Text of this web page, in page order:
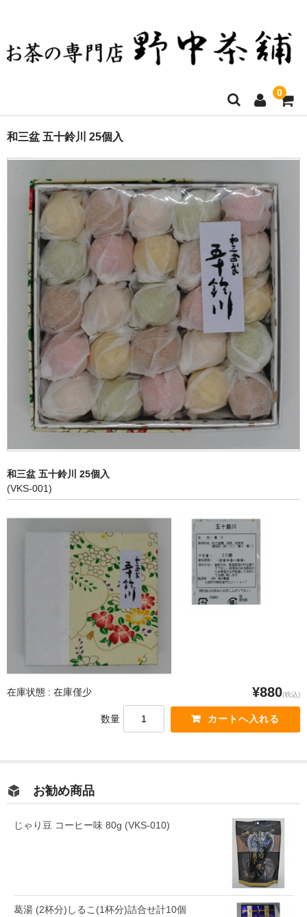
0
ホーム
決済方法・送料など
店舗ご案内
商品一覧
お問い合わせ
和三盆 五十鈴川 25個入
和三盆 五十鈴川 25個入
(VKS-001)
在庫状態 : 在庫僅少 ¥880(税込)
数量
お勧め商品
じゃり豆 コーヒー味 80g (VKS-010)
葛湯 (2杯分)しるこ(1杯分)詰合せ計10個